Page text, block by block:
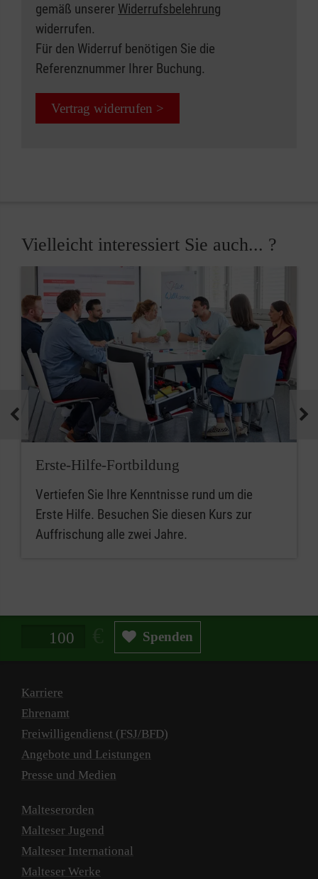
gemäß unserer Widerrufsbelehrung
widerrufen.
Für den Widerruf benötigen Sie die
Referenznummer Ihrer Buchung.
Vertrag widerrufen >
Vielleicht interessiert Sie auch... ?
Erste-Hilfe-Fortbildung
Vertiefen Sie Ihre Kenntnisse rund um die
Erste Hilfe. Besuchen Sie diesen Kurs zur
Auffrischung alle zwei Jahre.
Spendenbetrag in Euro Spenden
Karriere
Ehrenamt
Freiwilligendienst (FSJ/BFD)
Angebote und Leistungen
Presse und Medien
Malteserorden
Malteser Jugend
Malteser International
Malteser Werke